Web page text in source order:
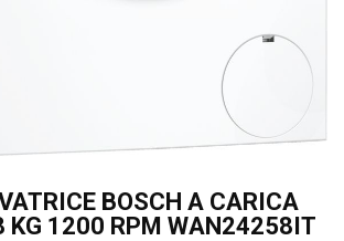
BOSCH A CARICA
KG 1200 RPM WAN24258IT